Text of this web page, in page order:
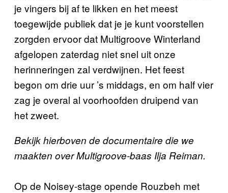
je vingers bij af te likken en het meest
toegewijde publiek dat je je kunt voorstellen
zorgden ervoor dat Multigroove Winterland
afgelopen zaterdag niet snel uit onze
herinneringen zal verdwijnen. Het feest
begon om drie uur ’s middags, en om half vier
zag je overal al voorhoofden druipend van
het zweet.
Bekijk hierboven de documentaire die we
maakten over Multigroove-baas Ilja Reiman.
Op de Noisey-stage opende Rouzbeh met